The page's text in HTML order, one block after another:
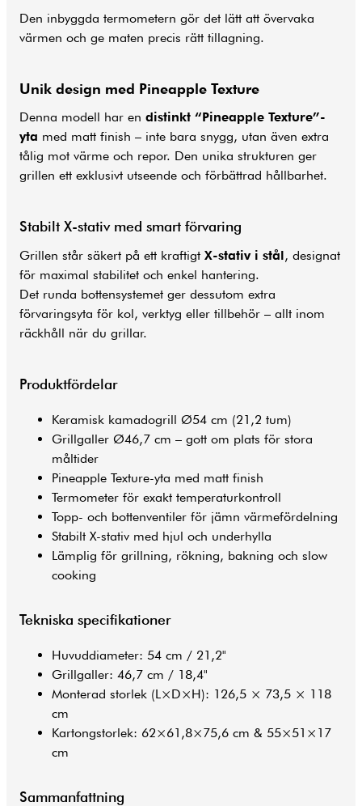
Den inbyggda termometern gör det lätt att övervaka
värmen och ge maten precis rätt tillagning.
Unik design med Pineapple Texture
Denna modell har en distinkt “Pineapple Texture”-
yta med matt finish – inte bara snygg, utan även extra
tålig mot värme och repor. Den unika strukturen ger
grillen ett exklusivt utseende och förbättrad hållbarhet.
Stabilt X-stativ med smart förvaring
Grillen står säkert på ett kraftigt X-stativ i stål, designat
för maximal stabilitet och enkel hantering.
Det runda bottensystemet ger dessutom extra
förvaringsyta för kol, verktyg eller tillbehör – allt inom
räckhåll när du grillar.
Produktfördelar
Keramisk kamadogrill Ø54 cm (21,2 tum)
Grillgaller Ø46,7 cm – gott om plats för stora
måltider
Pineapple Texture-yta med matt finish
Termometer för exakt temperaturkontroll
Topp- och bottenventiler för jämn värmefördelning
Stabilt X-stativ med hjul och underhylla
Lämplig för grillning, rökning, bakning och slow
cooking
Tekniska specifikationer
Huvuddiameter: 54 cm / 21,2"
Grillgaller: 46,7 cm / 18,4"
Monterad storlek (L×D×H): 126,5 × 73,5 × 118
cm
Kartongstorlek: 62×61,8×75,6 cm & 55×51×17
cm
Sammanfattning